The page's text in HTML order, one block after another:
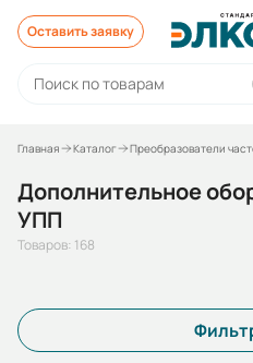
Оставить заявку
Главная Каталог Преобразователи
Дополнительное
УПП
Товаров: 168